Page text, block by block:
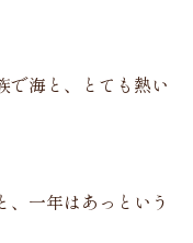
で海と、とても熱い
、一年はあっという